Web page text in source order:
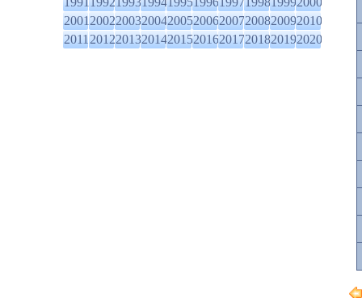
2001200220032004200520062007200820092010
2011201220132014201520162017201820192020